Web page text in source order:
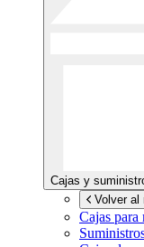
Cajas y
Volver al
Cajas para